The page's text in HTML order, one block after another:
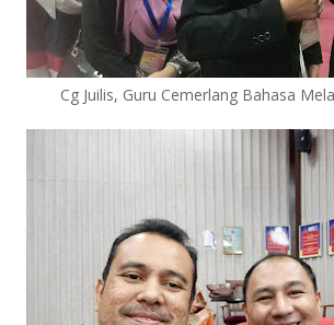
Cg Juilis, Guru Cemerlang Bahasa